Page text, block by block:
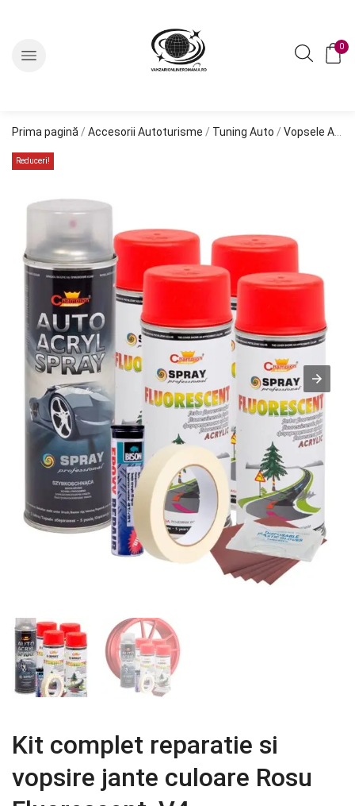
0
Prima pagină / Accesorii Autoturisme / Tuning Auto / Vopsele Auto
Reduceri!
Kit complet reparatie si
vopsire jante culoare Rosu